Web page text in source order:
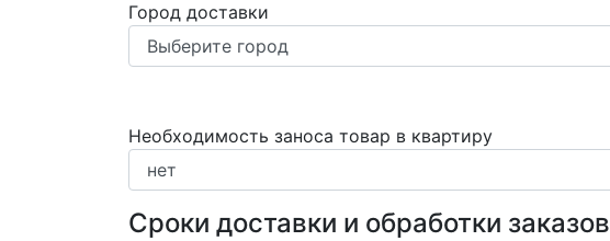
Город доставки
Необходимость заноса товар в квартиру
Сроки доставки и обработки заказов